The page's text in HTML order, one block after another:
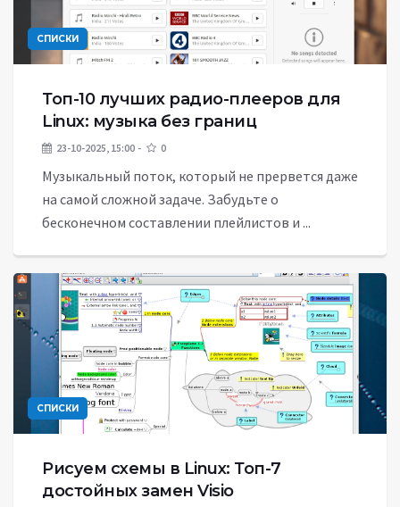
СПИСКИ
Топ-10 лучших радио-плееров для
Linux: музыка без границ
23-10-2025, 15:00 0
Музыкальный поток, который не прервется даже
на самой сложной задаче. Забудьте о
бесконечном составлении плейлистов и ...
СПИСКИ
Рисуем схемы в Linux: Топ-7
достойных замен Visio